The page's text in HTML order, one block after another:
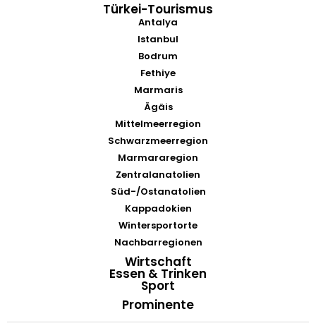
Türkei-Tourismus
Antalya
Istanbul
Bodrum
Fethiye
Marmaris
Ägäis
Mittelmeerregion
Schwarzmeerregion
Marmararegion
Zentralanatolien
Süd-/Ostanatolien
Kappadokien
Wintersportorte
Nachbarregionen
Wirtschaft
Essen & Trinken
Sport
Prominente